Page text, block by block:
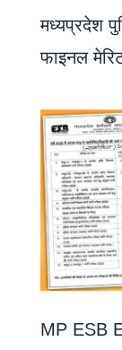
मध्यप्रदेश
फाइनल
MP ESB